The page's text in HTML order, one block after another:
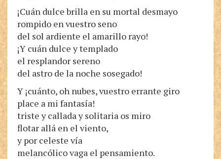
¡Cuán dulce brilla en su mortal desmayo
rompido en vuestro seno
del sol ardiente el amarillo rayo!
¡Y cuán dulce y templado
el resplandor sereno
del astro de la noche sosegado!
Y ¡cuánto, oh nubes, vuestro errante giro
place a mi fantasía!
triste y callada y solitaria os miro
flotar allá en el viento,
y por celeste vía
melancólico vaga el pensamiento.